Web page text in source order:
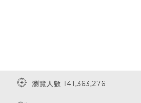
瀏覽人數 141,363,276